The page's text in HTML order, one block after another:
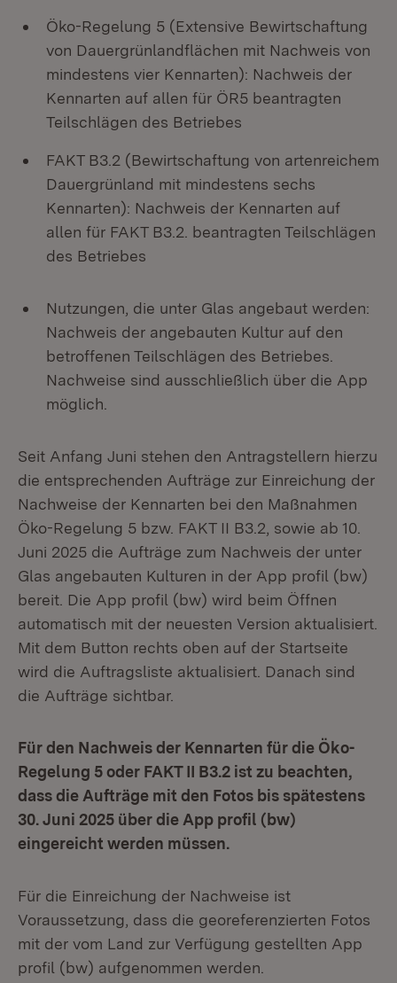
Öko-Regelung 5 (Extensive Bewirtschaftung
von Dauergrünlandflächen mit Nachweis von
mindestens vier Kennarten): Nachweis der
Kennarten auf allen für ÖR5 beantragten
Teilschlägen des Betriebes
FAKT B3.2 (Bewirtschaftung von artenreichem
Dauergrünland mit mindestens sechs
Kennarten): Nachweis der Kennarten auf
allen für FAKT B3.2. beantragten Teilschlägen
des Betriebes
Nutzungen, die unter Glas angebaut werden:
Nachweis der angebauten Kultur auf den
betroffenen Teilschlägen des Betriebes.
Nachweise sind ausschließlich über die App
möglich.
Seit Anfang Juni stehen den Antragstellern hierzu
die entsprechenden Aufträge zur Einreichung der
Nachweise der Kennarten bei den Maßnahmen
Öko-Regelung 5 bzw. FAKT II B3.2, sowie ab 10.
Juni 2025 die Aufträge zum Nachweis der unter
Glas angebauten Kulturen in der App profil (bw)
bereit. Die App profil (bw) wird beim Öffnen
automatisch mit der neuesten Version aktualisiert.
Mit dem Button rechts oben auf der Startseite
wird die Auftragsliste aktualisiert. Danach sind
die Aufträge sichtbar.
Für den Nachweis der Kennarten für die Öko-
Regelung 5 oder FAKT II B3.2 ist zu beachten,
dass die Aufträge mit den Fotos bis spätestens
30. Juni 2025 über die App profil (bw)
eingereicht werden müssen.
Für die Einreichung der Nachweise ist
Voraussetzung, dass die georeferenzierten Fotos
mit der vom Land zur Verfügung gestellten App
profil (bw) aufgenommen werden.